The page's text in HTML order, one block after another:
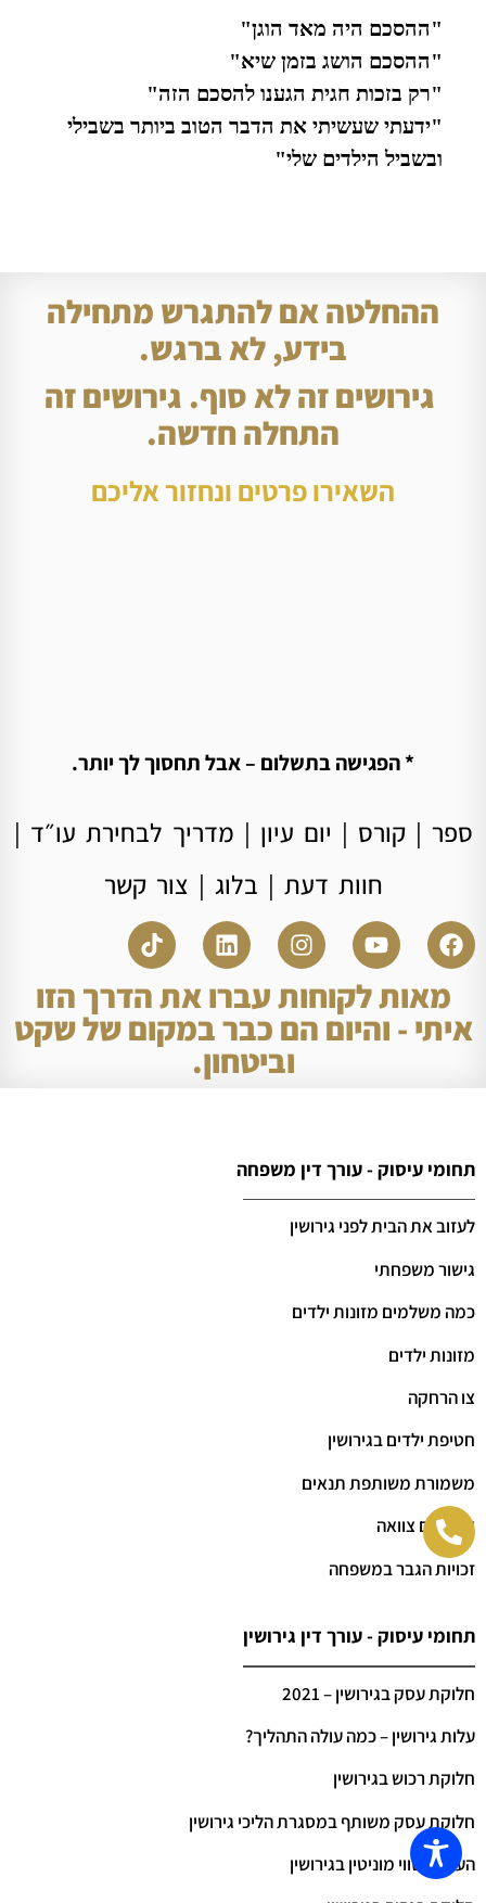
"ההסכם היה מאד הוגן"
"ההסכם הושג בזמן שיא"
"רק בזכות חגית הגענו להסכם הזה"
"ידעתי שעשיתי את הדבר הטוב ביותר בשבילי
ובשביל הילדים שלי"
ההחלטה אם להתגרש מתחילה
בידע, לא ברגש.
גירושים זה לא סוף. גירושים זה
התחלה חדשה.
השאירו פרטים ונחזור אליכם
* הפגישה בתשלום – אבל תחסוך לך יותר.
ספר |קורס | יום עיון | מדריך לבחירת עו״ד |
חוות דעת | בלוג | צור קשר
מאות לקוחות עברו את הדרך הזו
איתי - והיום הם כבר במקום של שקט
וביטחון.
תחומי עיסוק - עורך דין משפחה
לעזוב את הבית לפני גירושין
גישור משפחתי
כמה משלמים מזונות ילדים
מזונות ילדים
צו הרחקה
חטיפת ילדים בגירושין
משמורת משותפת תנאים
צו לקיום צוואה
זכויות הגבר במשפחה
תחומי עיסוק - עורך דין גירושין
חלוקת עסק בגירושין – 2021
עלות גירושין – כמה עולה התהליך?
חלוקת רכוש בגירושין
חלוקת עסק משותף במסגרת הליכי גירושין
הערכת שווי מוניטין בגירושין